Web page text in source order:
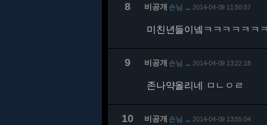
8 비공개 손님 2014-04-09 11:50:57
미친년들이넼ㅋㅋㅋㅋㅋㅋ
9 비공개 손님 2014-04-09 13:22:18
존나약올리네 ㅁㄴㅇㄹ
10 비공개 손님 2014-04-09 13:55:04